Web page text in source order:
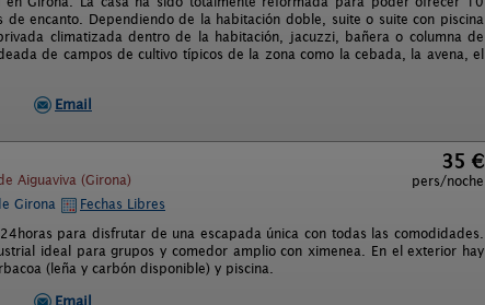
encanto. Dependiendo de la habitación doble, suite o suite con piscina
climatizada dentro de la habitación, jacuzzi, bañera o columna de
de campos de cultivo típicos de la zona como la cebada, la avena, el
Email
Aiguaviva (Girona)
35 €
pers/noche
Girona
Fechas Libres
para disfrutar de una escapada única con todas las comodidades.
ideal para grupos y comedor amplio con ximenea. En el exterior hay
(leña y carbón disponible) y piscina.
Email